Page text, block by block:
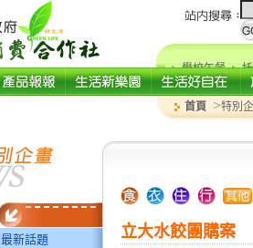
學校午餐
最新話題
首頁 >特別
立大水餃團購案